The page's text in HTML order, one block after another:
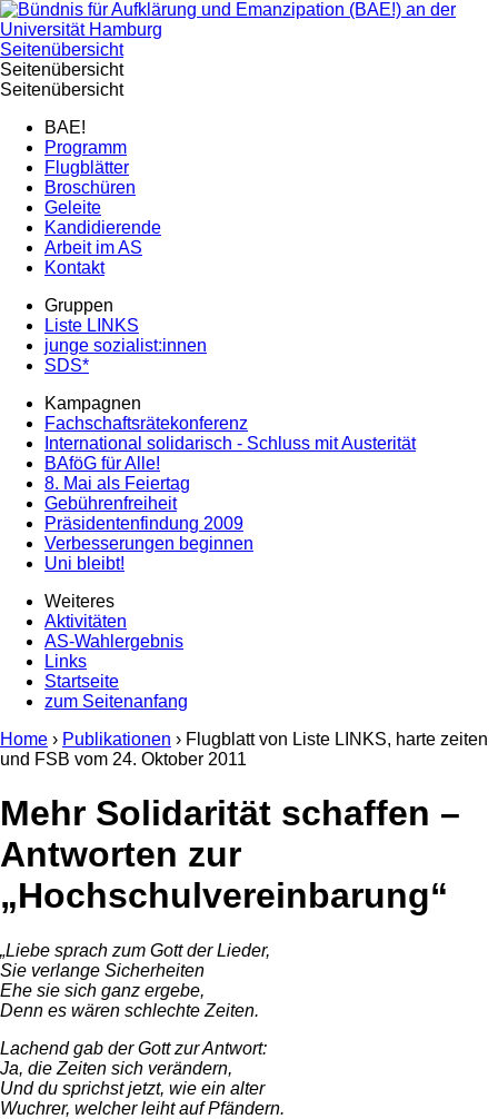
Seitenübersicht
Seitenübersicht
Seitenübersicht
BAE!
Programm
Flugblätter
Broschüren
Geleite
Kandidierende
Arbeit im AS
Kontakt
Gruppen
Liste LINKS
junge sozialist:innen
SDS*
Kampagnen
Fachschaftsrätekonferenz
International solidarisch - Schluss mit Austerität
BAföG für Alle!
8. Mai als Feiertag
Gebührenfreiheit
Präsidentenfindung 2009
Verbesserungen beginnen
Uni bleibt!
Weiteres
Aktivitäten
AS-Wahlergebnis
Links
Startseite
zum Seitenanfang
Home › Publikationen › Flugblatt von Liste LINKS, harte zeiten
und FSB vom 24. Oktober 2011
Mehr Solidarität schaffen –
Antworten zur
„Hochschulvereinbarung“
„Liebe sprach zum Gott der Lieder,
Sie verlange Sicherheiten
Ehe sie sich ganz ergebe,
Denn es wären schlechte Zeiten.
Lachend gab der Gott zur Antwort:
Ja, die Zeiten sich verändern,
Und du sprichst jetzt, wie ein alter
Wuchrer, welcher leiht auf Pfändern.